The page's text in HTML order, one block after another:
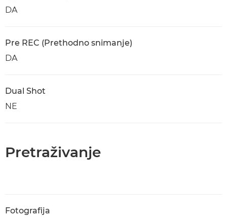
DA
Pre REC (Prethodno snimanje)
DA
Dual Shot
NE
Pretraživanje
Fotografija